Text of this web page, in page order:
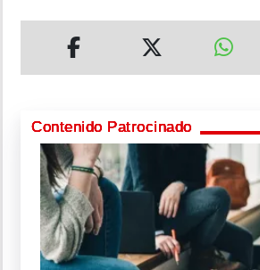
Contenido Patrocinado